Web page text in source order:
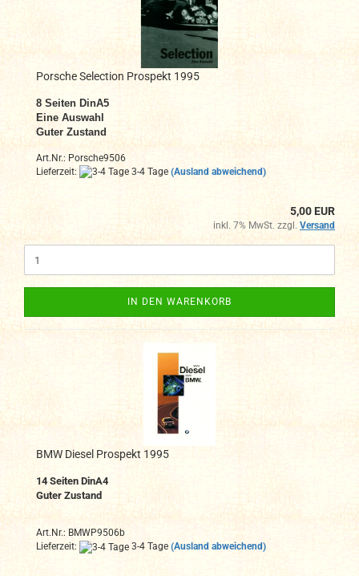
Porsche Selection Prospekt 1995
8 Seiten DinA5
Eine Auswahl
Guter Zustand
Art.Nr.: Porsche9506
Lieferzeit:
3-4 Tage (Ausland abweichend)
5,00 EUR
inkl. 7% MwSt. zzgl. Versand
IN DEN WARENKORB
BMW Diesel Prospekt 1995
14 Seiten DinA4
Guter Zustand
Art.Nr.: BMWP9506b
Lieferzeit:
3-4 Tage (Ausland abweichend)